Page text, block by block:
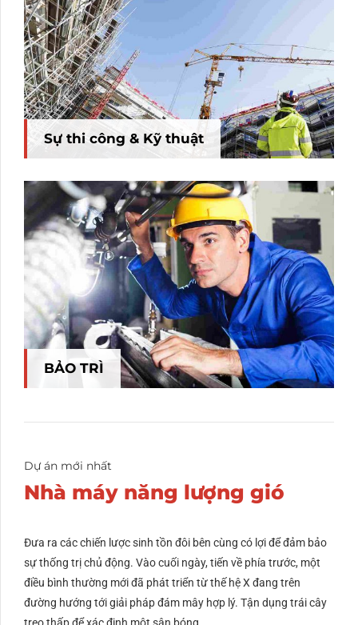
Sự thi công & Kỹ thuật
BẢO TRÌ
Dự án mới nhất
Nhà máy năng lượng gió
Đưa ra các chiến lược sinh tồn đôi bên cùng có lợi để đảm bảo
sự thống trị chủ động. Vào cuối ngày, tiến về phía trước, một
điều bình thường mới đã phát triển từ thế hệ X đang trên
đường hướng tới giải pháp đám mây hợp lý. Tận dụng trái cây
treo thấp để xác định một sân bóng.